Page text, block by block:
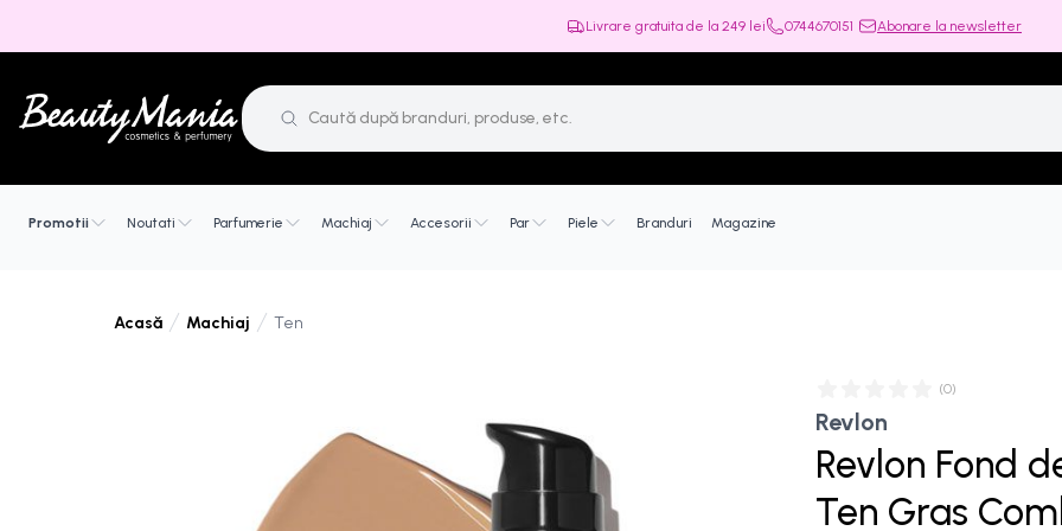
Livrare gratuita de la 249 lei 0744670151 Abonare la newsletter
Promotii Noutati Parfumerie Machiaj Accesorii Par Piele Branduri Magazine
Acasă Machiaj Ten
(0)
Revlon
Revlon Fond
Ten Gras